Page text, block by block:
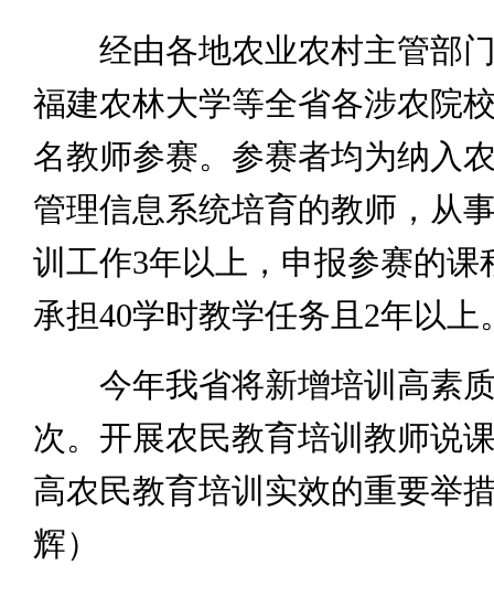
经由各地农业农村主管部门
福建农林大学等全省各涉农院
名教师参赛。参赛者均为纳入
管理信息系统培育的教师，从
训工作3年以上，申报参赛的课
承担40学时教学任务且2年以上
今年我省将新增培训高素质
次。开展农民教育培训教师说
高农民教育培训实效的重要举
辉）